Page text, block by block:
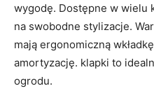
wygodę.‌ Dostępne w wielu⁢
na swobodne stylizacje.
mają ergonomiczną
amortyzację. klapki to
ogrodu.